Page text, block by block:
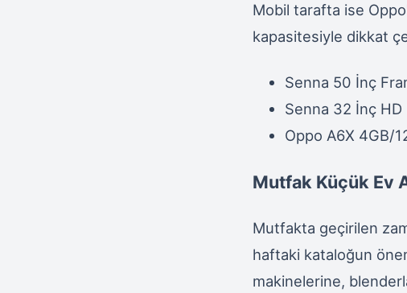
Mobil tarafta ise
kapasitesiyle dikkat
Senna 50 İnç
Senna 32 İnç
Oppo A6X 4GB/
Mutfak Küçük Ev
Mutfakta geçirilen
haftaki kataloğun
makinelerine,